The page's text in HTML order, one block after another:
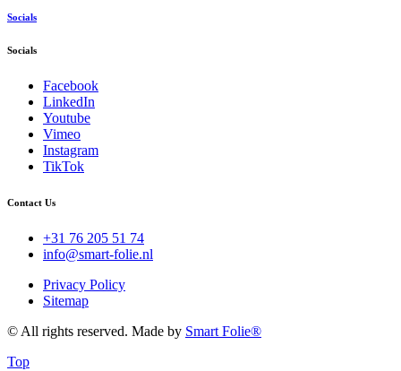
Socials
Socials
Facebook
LinkedIn
Youtube
Vimeo
Instagram
TikTok
Contact Us
+31 76 205 51 74
info@smart-folie.nl
Privacy Policy
Sitemap
© All rights reserved. Made by Smart Folie®
Top